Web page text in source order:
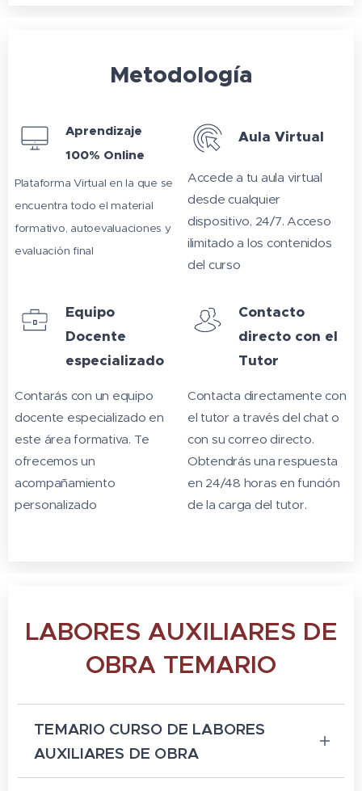
Metodología
Aprendizaje
100% Online
Plataforma Virtual en la que se
encuentra todo el material
formativo, autoevaluaciones y
evaluación final
Aula Virtual
Accede a tu aula virtual
desde cualquier
dispositivo, 24/7. Acceso
ilimitado a los contenidos
del curso
Equipo
Docente
especializado
Contarás con un equipo
docente especializado en
este área formativa. Te
ofrecemos un
acompañamiento
personalizado
Contacto
directo con el
Tutor
Contacta directamente con
el tutor a través del chat o
con su correo directo.
Obtendrás una respuesta
en 24/48 horas en función
de la carga del tutor.
LABORES AUXILIARES DE
OBRA TEMARIO
TEMARIO CURSO DE LABORES
AUXILIARES DE OBRA